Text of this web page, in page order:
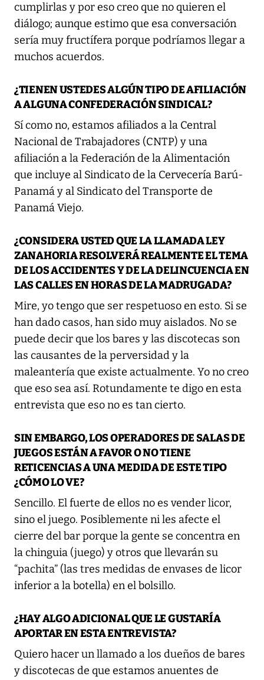
cumplirlas y por eso creo que no quieren el
diálogo; aunque estimo que esa conversación
sería muy fructífera porque podríamos llegar a
muchos acuerdos.
¿TIENEN USTEDES ALGÚN TIPO DE AFILIACIÓN
A ALGUNA CONFEDERACIÓN SINDICAL?
Sí como no, estamos afiliados a la Central
Nacional de Trabajadores (CNTP) y una
afiliación a la Federación de la Alimentación
que incluye al Sindicato de la Cervecería Barú-
Panamá y al Sindicato del Transporte de
Panamá Viejo.
¿CONSIDERA USTED QUE LA LLAMADA LEY
ZANAHORIA RESOLVERÁ REALMENTE EL TEMA
DE LOS ACCIDENTES Y DE LA DELINCUENCIA EN
LAS CALLES EN HORAS DE LA MADRUGADA?
Mire, yo tengo que ser respetuoso en esto. Si se
han dado casos, han sido muy aislados. No se
puede decir que los bares y las discotecas son
las causantes de la perversidad y la
maleantería que existe actualmente. Yo no creo
que eso sea así. Rotundamente te digo en esta
entrevista que eso no es tan cierto.
SIN EMBARGO, LOS OPERADORES DE SALAS DE
JUEGOS ESTÁN A FAVOR O NO TIENE
RETICENCIAS A UNA MEDIDA DE ESTE TIPO
¿CÓMO LO VE?
Sencillo. El fuerte de ellos no es vender licor,
sino el juego. Posiblemente ni les afecte el
cierre del bar porque la gente se concentra en
la chinguia (juego) y otros que llevarán su
“pachita” (las tres medidas de envases de licor
inferior a la botella) en el bolsillo.
¿HAY ALGO ADICIONAL QUE LE GUSTARÍA
APORTAR EN ESTA ENTREVISTA?
Quiero hacer un llamado a los dueños de bares
y discotecas de que estamos anuentes de